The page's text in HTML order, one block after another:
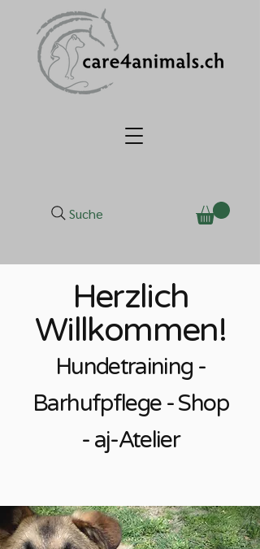
Suche
Herzlich
Willkommen!
Hundetraining -
Barhufpflege - Shop
- aj-Atelier